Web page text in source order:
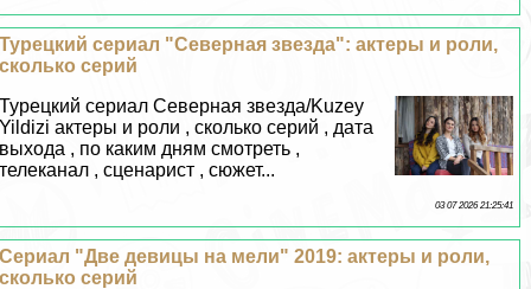
Турецкий сериал "Северная звезда": актеры и роли,
сколько серий
Турецкий сериал Северная звезда/Kuzey
Yildizi актеры и роли , сколько серий , дата
выхода , по каким дням смотреть ,
телеканал , сценарист , сюжет...
03 07 2026 21:25:41
Сериал "Две дeвицы на мели" 2019: актеры и роли,
сколько серий